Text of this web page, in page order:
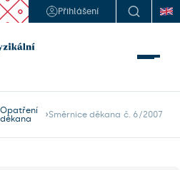
Přihlášení
Opatření
děkana
Směrnice děkana č. 6/2007